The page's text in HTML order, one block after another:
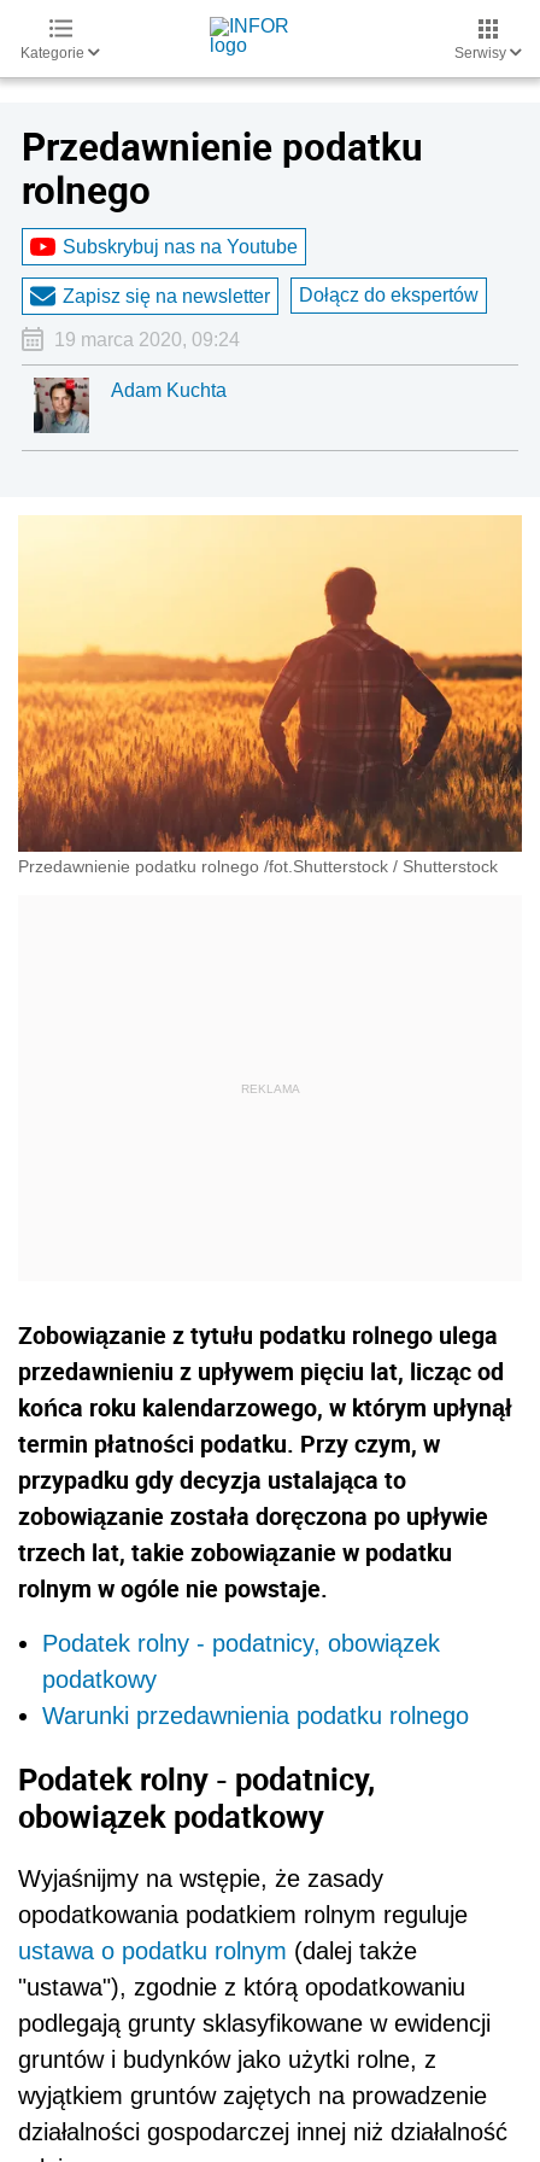
Kategorie Serwisy
Przedawnienie podatku
rolnego
Subskrybuj nas na Youtube
Zapisz się na newsletter Dołącz do ekspertów
19 marca 2020, 09:24
Adam Kuchta
Przedawnienie podatku rolnego /fot.Shutterstock / Shutterstock
Zobowiązanie z tytułu podatku rolnego ulega
przedawnieniu z upływem pięciu lat, licząc od
końca roku kalendarzowego, w którym upłynął
termin płatności podatku. Przy czym, w
przypadku gdy decyzja ustalająca to
zobowiązanie została doręczona po upływie
trzech lat, takie zobowiązanie w podatku
rolnym w ogóle nie powstaje.
Podatek rolny - podatnicy, obowiązek
podatkowy
Warunki przedawnienia podatku rolnego
Podatek rolny - podatnicy,
obowiązek podatkowy
Wyjaśnijmy na wstępie, że zasady
opodatkowania podatkiem rolnym reguluje
ustawa o podatku rolnym (dalej także
"ustawa"), zgodnie z którą opodatkowaniu
podlegają grunty sklasyfikowane w ewidencji
gruntów i budynków jako użytki rolne, z
wyjątkiem gruntów zajętych na prowadzenie
działalności gospodarczej innej niż działalność